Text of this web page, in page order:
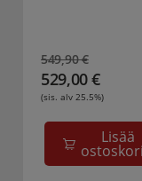
Lisää
549,90€
Alkuperäinen
hinta
oli:
549,90 €.
529,00€
Nykyinen
hinta
on:
529,00 €.
(sis. alv 25.5%)